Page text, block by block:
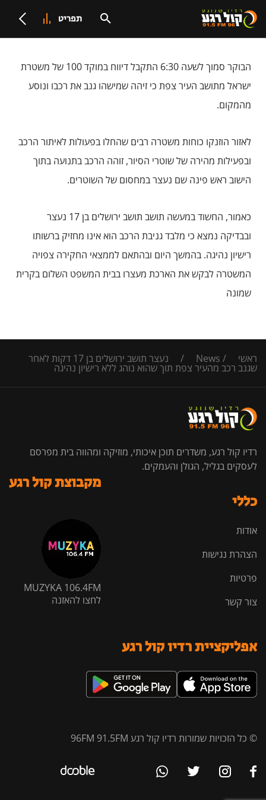
תפריט
הבוקר סמוך לשעה 6:30 התקבל דיווח במוקד 100 של משטרת
ישראל מתושב העיר צפת כי זיהה שמישהו גנב את רכבו ונוסע
מהמקום.
לאזור הוזנקו כוחות משטרה רבים שהחלו בפעולות לאיתור הרכב
ובפעילות מהירה של שוטרי הסיור, זוהה הרכב בתנועה בתוך
הישוב ראש פינה שם נעצר במחסום של השוטרים.
כאמור, החשוד במעשה תושב תושב ירושלים בן 17 נעצר
ובבדיקה נמצא כי מלבד גניבת הרכב הוא אינו מחזיק ברשותו
רישיון נהיגה. בהמשך היום ובהתאם לממצאי החקירה צפויה
המשטרה לבקש את הארכת מעצרו בבית המשפט השלום בקרית
שמונה
ראשי /
News
/ נעצר תושב ירושלים בן 17 דקות לאחר
שגנב רכב מהעיר צפת תוך שהוא נוהג ללא רישיון נהיגה
רדיו קול רגע, משדרים תוכן איכותי, מוזיקה ומהווה בית מפרסם
לעסקים בגליל, הגולן והעמקים.
כללי
אודות
הצהרת נגישות
פרטיות
צור קשר
מקבוצת קול רגע
MUZYKA 106.4FM
לחצו להאזנה
אפליקציית רדיו קול רגע
© כל הזכויות שמורות רדיו קול רגע 96FM 91.5FM